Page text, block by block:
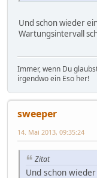
Und schon wieder
Wartungsintervall
Immer, wenn Du
irgendwo ein Eso her!
sweeper
14. Mai 2013, 09:35:24
Zitat
Und schon